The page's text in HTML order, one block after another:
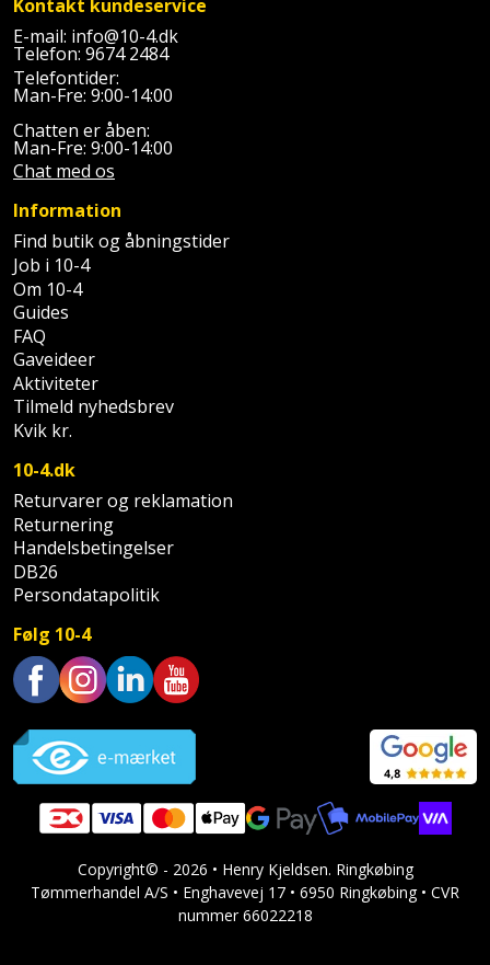
Kontakt kundeservice
E-mail: info@10-4.dk
Telefon: 9674 2484
Telefontider:
Man-Fre: 9:00-14:00
Chatten er åben:
Man-Fre: 9:00-14:00
Chat med os
Information
Find butik og åbningstider
Job i 10-4
Om 10-4
Guides
FAQ
Gaveideer
Aktiviteter
Tilmeld nyhedsbrev
Kvik kr.
10-4.dk
Returvarer og reklamation
Returnering
Handelsbetingelser
DB26
Persondatapolitik
Følg 10-4
Copyright© - 2026 • Henry Kjeldsen. Ringkøbing
Tømmerhandel A/S • Enghavevej 17 • 6950 Ringkøbing • CVR
nummer 66022218